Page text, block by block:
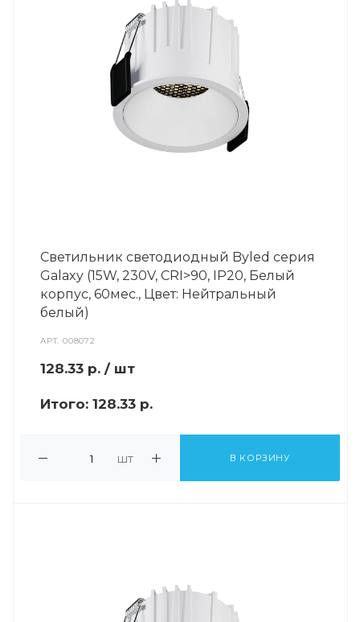
Светильник светодиодный Byled серия
Galaxy (15W, 230V, CRI>90, IP20, Белый
корпус, 60мес., Цвет: Нейтральный
белый)
АРТ.008072
128.33 р. / шт
Итого: 128.33 р.
шт В КОРЗИНУ